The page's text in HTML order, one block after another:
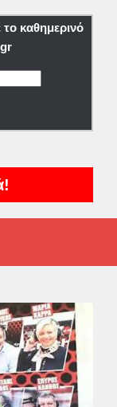
καθημερινό